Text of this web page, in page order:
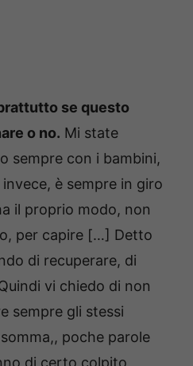
se questo
o no. Mi state
sempre con i bambini,
è sempre in giro
il proprio modo, non
per capire […] Detto
di recuperare, di
vi chiedo di non
sempre gli stessi
poche parole
di certo colpito